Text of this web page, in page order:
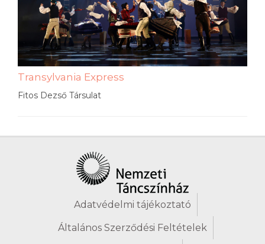
Transylvania Express
Fitos Dezső Társulat
Adatvédelmi tájékoztató
Általános Szerződési Feltételek